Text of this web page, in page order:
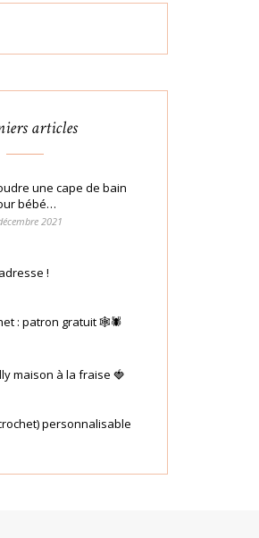
articles
une cape de bain
bébé…
2021
!
: patron gratuit 🕸🕷
maison à la fraise 🍓
personnalisable